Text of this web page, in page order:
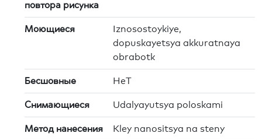
повтора рисунка
Моющиеся
Iznosostoykiye,
dopuskayetsya akkuratnaya
obrabotk
Бесшовные HeT
Снимающиеся Udalyayutsya poloskami
Метод нанесения Kley nanositsya na steny